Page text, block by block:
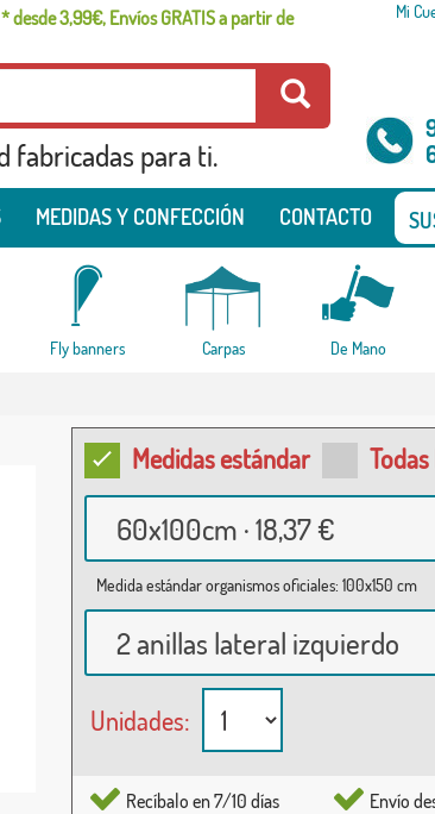
3,99€, Envíos GRATIS a partir de
Mi
fabricadas para ti.
MEDIDAS Y CONFECCIÓN CONTACTO
Fly banners Carpas De Mano
Medidas estándar
60x100cm · 18,37 €
Medida estándar organismos oficiales: 100x150 cm
2 anillas lateral izquierdo
Unidades:
Recíbalo en 7/10 días
Envío